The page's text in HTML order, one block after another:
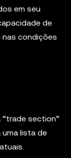
em seu
de
condições
“trade section”
uma lista de